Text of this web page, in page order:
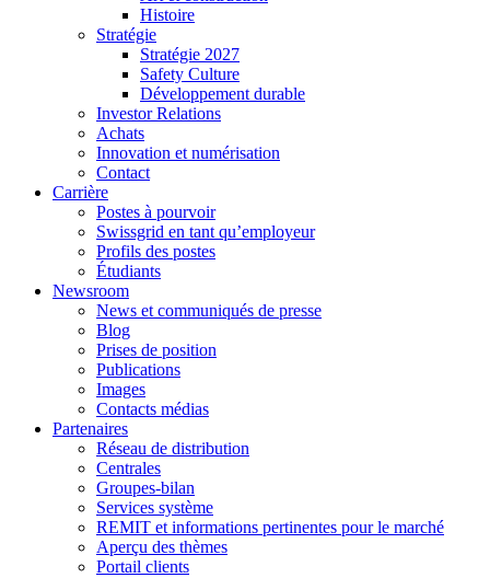
Histoire
Stratégie
Stratégie 2027
Safety Culture
Développement durable
Investor Relations
Achats
Innovation et numérisation
Contact
Carrière
Postes à pourvoir
Swissgrid en tant qu’employeur
Profils des postes
Étudiants
Newsroom
News et communiqués de presse
Blog
Prises de position
Publications
Images
Contacts médias
Partenaires
Réseau de distribution
Centrales
Groupes-bilan
Services système
REMIT et informations pertinentes pour le marché
Aperçu des thèmes
Portail clients